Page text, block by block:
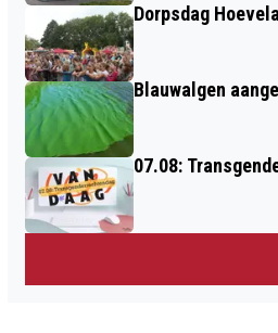
Dorpsdag
Blauwalgen
07.08: